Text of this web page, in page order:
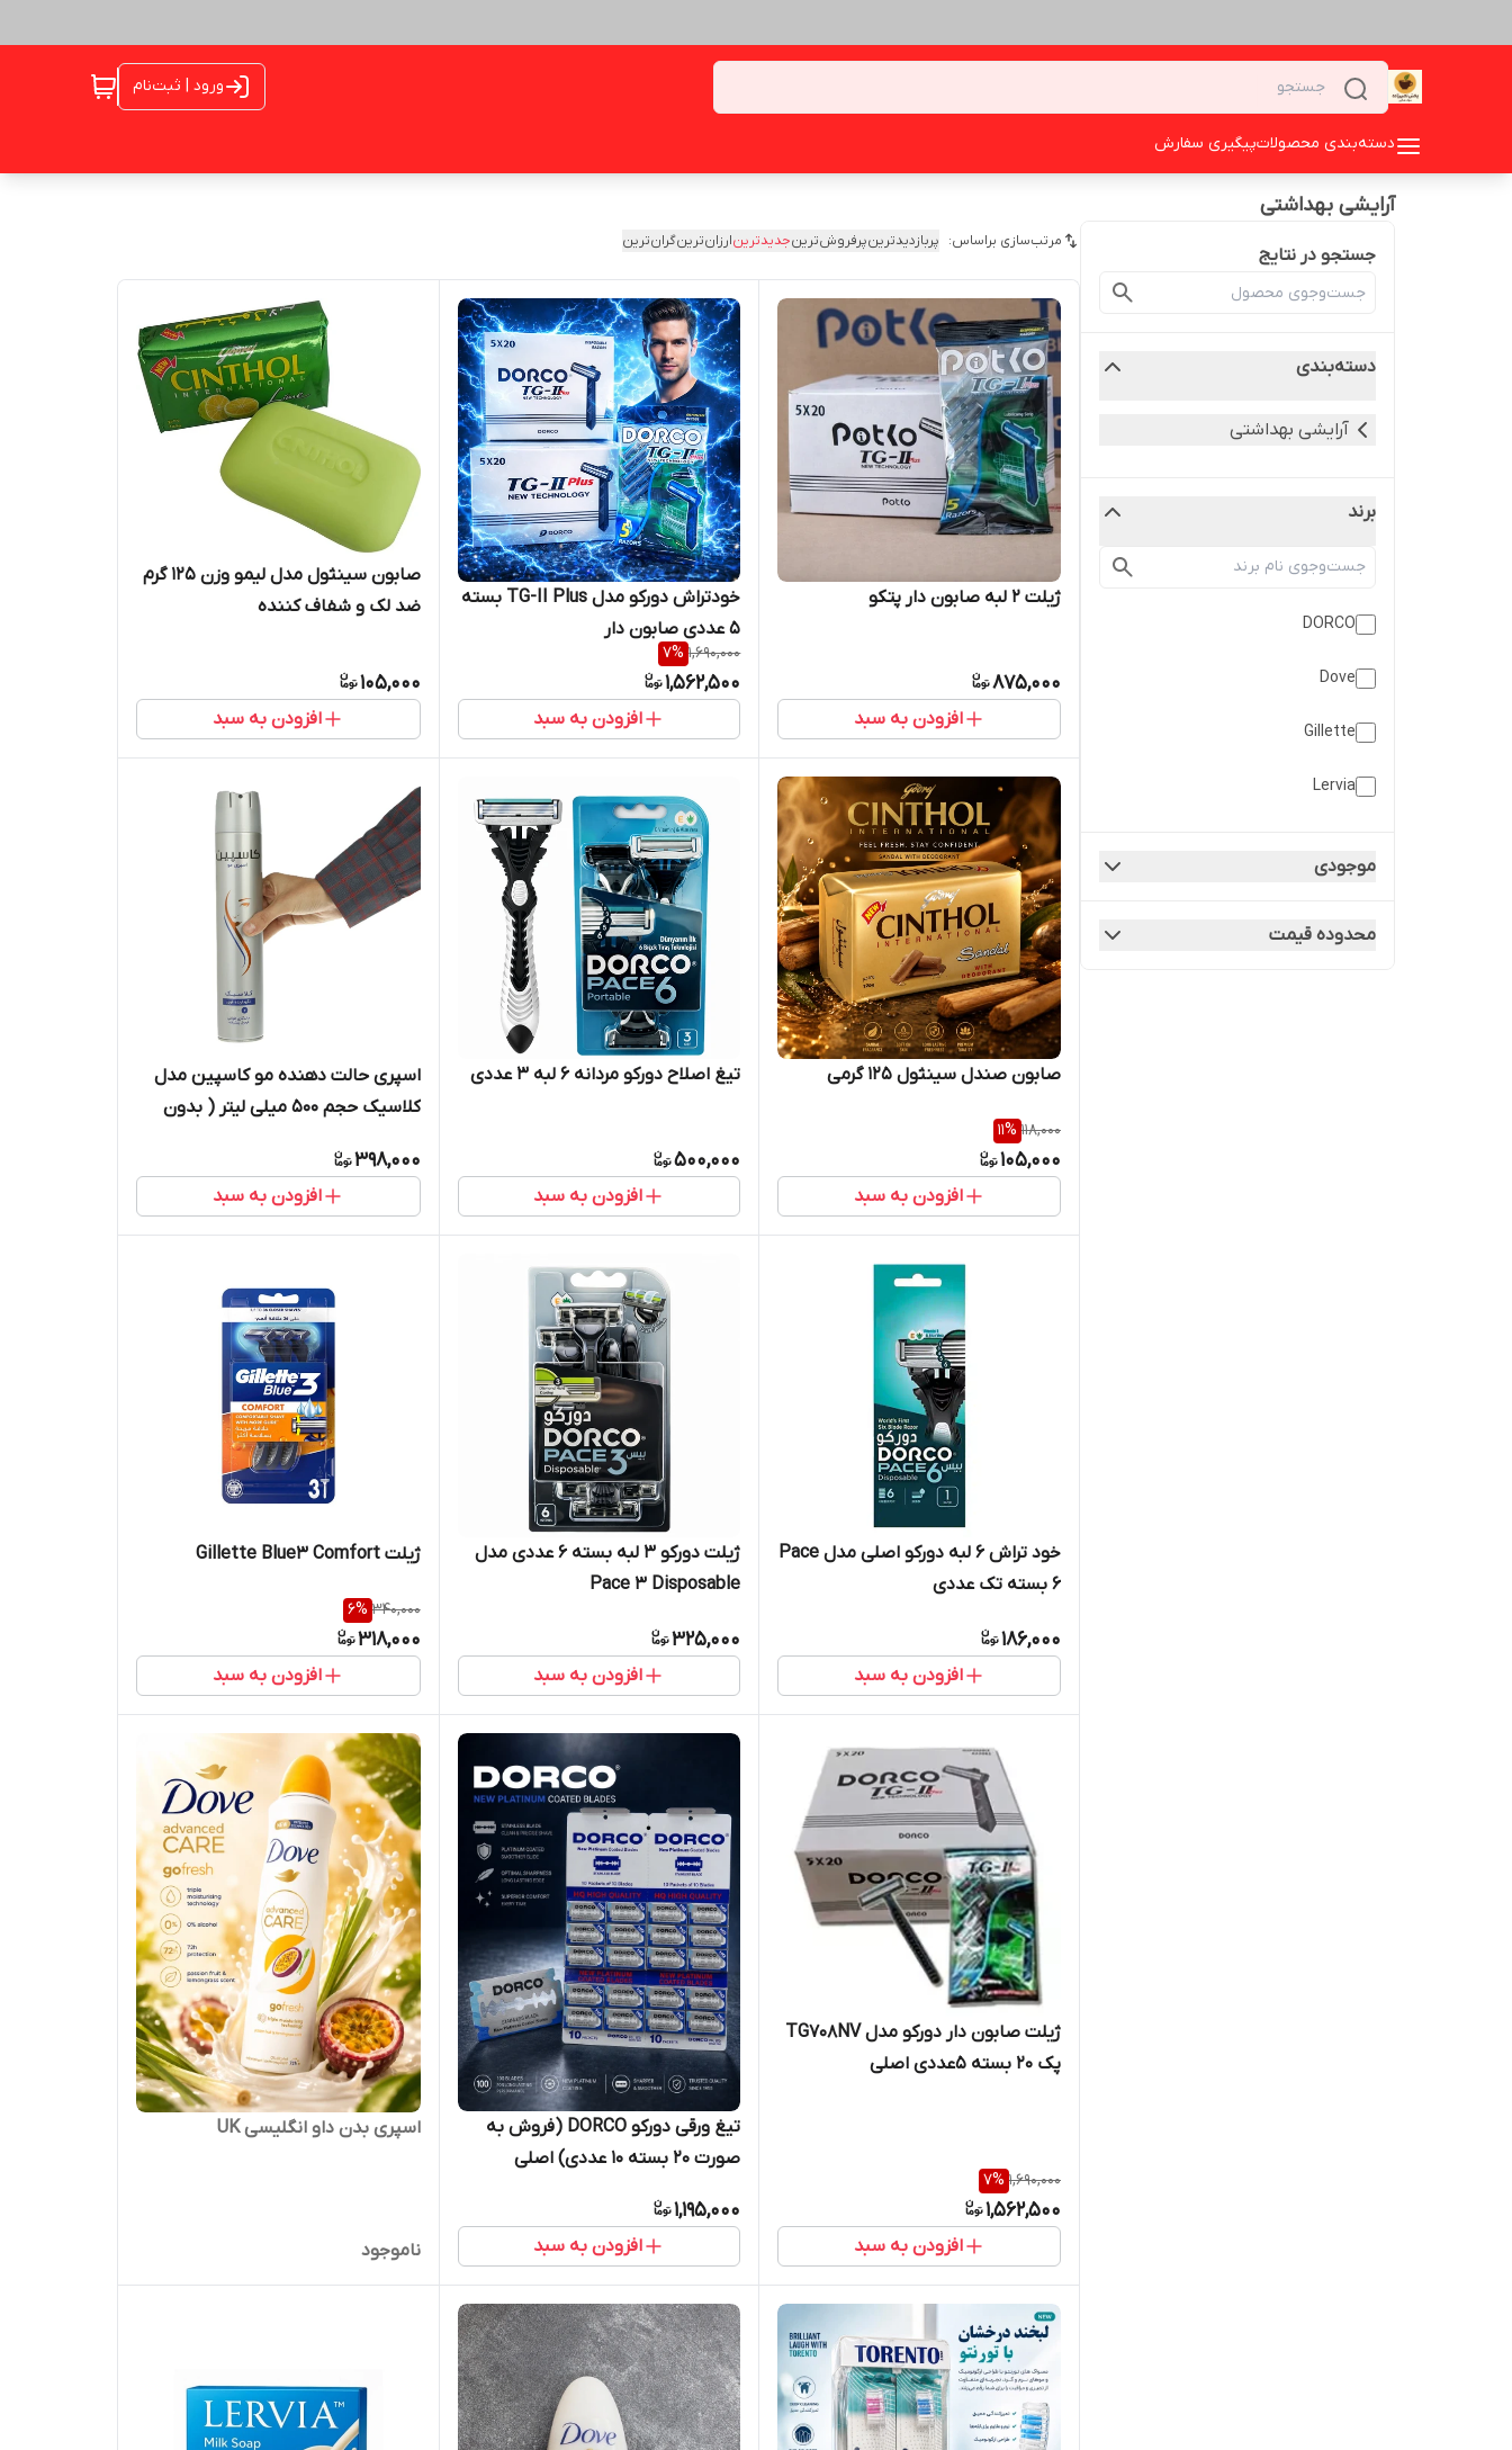
ورود | ثبت‌نام
دسته‌بندی محصولاتپیگیری سفارش
آرایشی بهداشتی
جستجو در نتایج
دسته‌بندی
آرایشی بهداشتی
برند
DORCO
Dove
Gillette
Lervia
Sandal
موجودی
محدوده قیمت
مرتب‌سازی براساس: پربازدیدترینپرفروش‌ترینجدیدترینارزان‌ترینگران‌ترین
ژیلت 2 لبه صابون دار پتکو
875,000
افزودن به سبد
خودتراش دورکو مدل TG-II Plus بسته
۵ عددی صابون دار
1,690,000
7%
1,562,500
افزودن به سبد
صابون سینثول مدل لیمو وزن ۱۲۵ گرم
ضد لک و شفاف کننده
105,000
افزودن به سبد
صابون صندل سینثول ۱۲۵ گرمی
118,000
11%
105,000
افزودن به سبد
تیغ اصلاح دورکو مردانه 6 لبه 3 عددی
500,000
افزودن به سبد
اسپری حالت دهنده مو کاسپین مدل
کلاسیک حجم 500 میلی لیتر ( بدون
398,000
افزودن به سبد
خود تراش 6 لبه دورکو اصلی مدل Pace
6 بسته تک عددی
186,000
افزودن به سبد
ژیلت دورکو 3 لبه بسته 6 عددی مدل
Pace 3 Disposable
325,000
افزودن به سبد
ژیلت Gillette Blue3 Comfort
340,000
6%
318,000
افزودن به سبد
ژیلت صابون دار دورکو مدل TG708NV
پک 20 بسته 5عددی اصلی
1,690,000
7%
1,562,500
افزودن به سبد
تیغ ورقی دورکو DORCO (فروش به
صورت 20 بسته 10 عددی) اصلی
1,195,000
افزودن به سبد
اسپری بدن داو انگلیسی UK
ناموجود